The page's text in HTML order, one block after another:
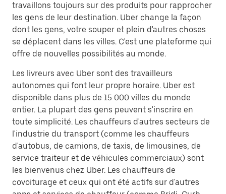
travaillons toujours sur des produits pour rapprocher
les gens de leur destination. Uber change la façon
dont les gens, votre souper et plein d'autres choses
se déplacent dans les villes. C'est une plateforme qui
offre de nouvelles possibilités au monde.
Les livreurs avec Uber sont des travailleurs
autonomes qui font leur propre horaire. Uber est
disponible dans plus de 15 000 villes du monde
entier. La plupart des gens peuvent s'inscrire en
toute simplicité. Les chauffeurs d'autres secteurs de
l'industrie du transport (comme les chauffeurs
d'autobus, de camions, de taxis, de limousines, de
service traiteur et de véhicules commerciaux) sont
les bienvenus chez Uber. Les chauffeurs de
covoiturage et ceux qui ont été actifs sur d'autres